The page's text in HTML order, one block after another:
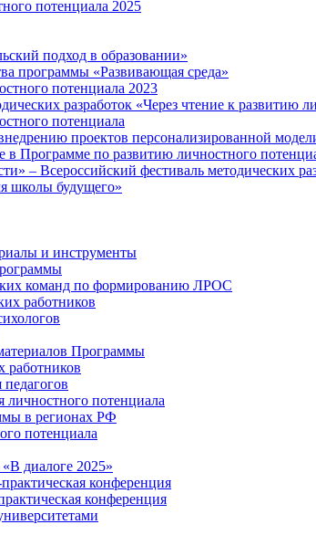
потенциала 2025
подход в образовании»
программы «Развивающая среда»
потенциала 2023
разработок «Через чтение к развитию
потенциала
проектов персонализированной
в Программе по развитию личностного
– Всероссийский фестиваль методических
школы будущего»
и инструменты
команд по формированию ЛРОС
работников
Программы
работников
потенциала
в регионах РФ
потенциала
диалоге 2025»
конференция
конференция